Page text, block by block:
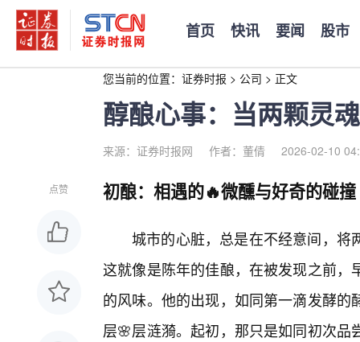
首页 快讯 要闻 股市
您当前的位置： 证券时报 > 公司 > 正文
醇酿心事：当两颗灵
来源：证券时报网 作者：董倩 2026-02-10
点赞 初酿：相遇的🔥微醺与好奇的碰撞
城市的心脏，总是在不经意间，将
这就像是陈年的佳酿，在被发现之前
的风味。他的出现，如同第一滴发酵
层🌸层涟漪。起初，那只是如同初次